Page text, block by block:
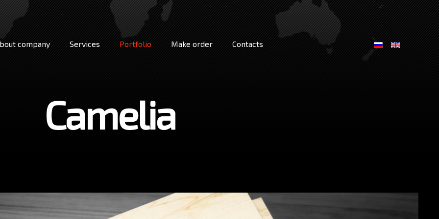
company Services Portfolio Make order Contacts
Camelia